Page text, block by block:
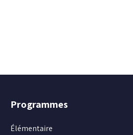
Programmes
Élémentaire